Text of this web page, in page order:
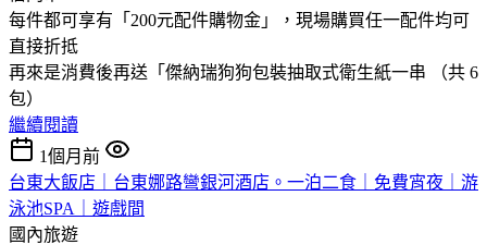
每件都可享有「200元配件購物金」，現場購買任一配件均可
直接折抵
再來是消費後再送「傑納瑞狗狗包裝抽取式衛生紙一串 （共 6
包）
繼續閱讀
1個月前
台東大飯店｜台東娜路彎銀河酒店。一泊二食｜免費宵夜｜游
泳池SPA｜遊戲間
國內旅遊